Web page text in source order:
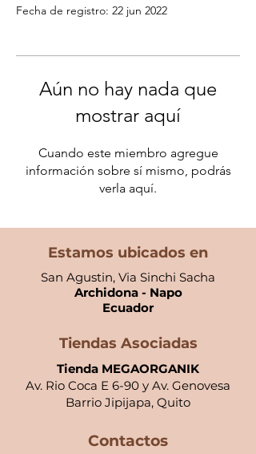
Fecha de registro: 22 jun 2022
Aún no hay nada que
mostrar aquí
Cuando este miembro agregue
información sobre sí mismo, podrás
verla aquí.
Estamos ubicados en
San Agustin, Via Sinchi Sacha
Archidona - Napo
Ecuador​
Tiendas Asociadas
Tienda MEGAORGANIK
Av. Rio Coca E 6-90 y Av. Genovesa
Barrio Jipijapa, Quito
Contactos